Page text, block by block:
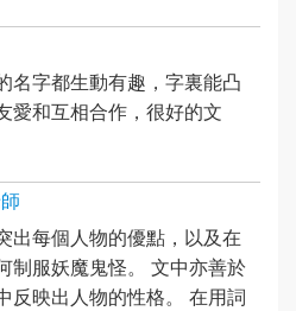
名字都生動有趣，字裏能凸
愛和互相合作，很好的文
出每個人物的優點，以及在
制服妖魔鬼怪。 文中亦善於
反映出人物的性格。 在用詞